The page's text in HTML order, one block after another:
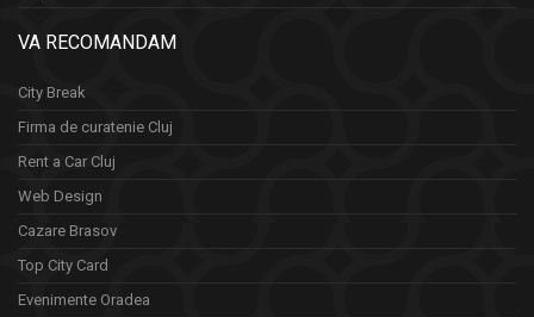
VA RECOMANDAM
City Break
Firma de curatenie Cluj
Rent a Car Cluj
Web Design
Cazare Brasov
Top City Card
Evenimente Oradea